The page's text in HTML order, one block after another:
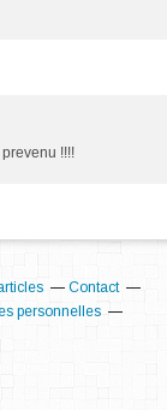
!!!!
Contact
personnelles